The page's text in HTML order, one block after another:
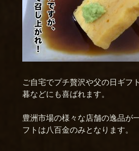
ご自宅でプチ贅沢や父の日ギフ
暮などにも喜ばれます。
豊洲市場の様々な店舗の逸品が
フトは八百金のみとなります。